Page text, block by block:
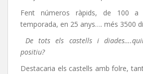
Fent números ràpids, de 100 a
temporada, en 25 anys…. més 3500
De tots els castells i
positiu?
Destacaria els castells amb folre,